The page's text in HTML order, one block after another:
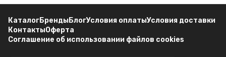
КаталогБрендыБлогУсловия оплатыУсловия доставки
КонтактыОферта
Соглашение об использовании файлов cookies